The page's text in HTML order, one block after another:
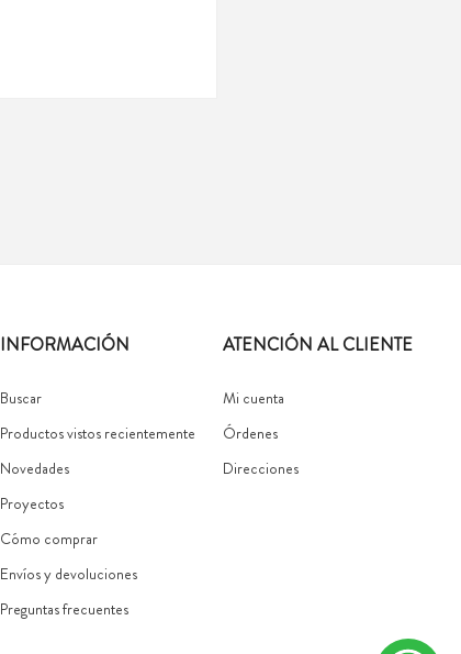
INFORMACIÓN
Buscar
Productos vistos recientemente
Novedades
Proyectos
Cómo comprar
Envíos y devoluciones
Preguntas frecuentes
ATENCIÓN AL CLIENTE
Mi cuenta
Órdenes
Direcciones